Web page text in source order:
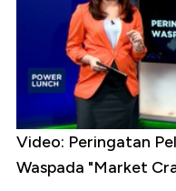
Video: Peringatan
Waspada "Market